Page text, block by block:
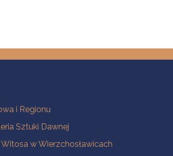
i Regionu
Sztuki Dawnej
w Wierzchosławicach